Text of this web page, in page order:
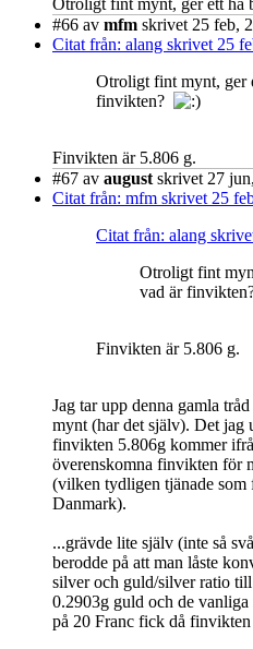
#66 av mfm skrivet 25 feb,
Citat från: alang skrivet 25
Otroligt fint mynt, ger
finvikten?
Finvikten är 5.806 g.
#67 av august skrivet 27
Citat från: mfm skrivet 25
Citat från: alang
Otroligt fint
vad är
Finvikten är 5.806 g.
Jag tar upp denna gamla
mynt (har det själv). Det jag
finvikten 5.806g kommer
överenskomna finvikten för
(vilken tydligen tjänade
Danmark).
...grävde lite själv (inte så
berodde på att man låste
silver och guld/silver ratio
0.2903g guld och de
på 20 Franc fick då